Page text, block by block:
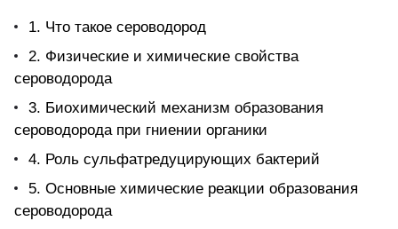
1. Что такое сероводород
2. Физические и химические свойства
сероводорода
3. Биохимический механизм образования
сероводорода при гниении органики
4. Роль сульфатредуцирующих бактерий
5. Основные химические реакции образования
сероводорода